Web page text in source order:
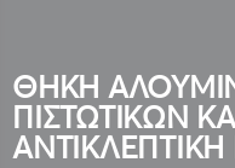
της
συλλογής
εικόνων
ΘΗΚΗ
ΠΙΣΤΩΤΙΚΩΝ